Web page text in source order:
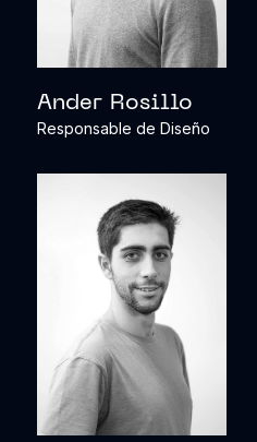
Ander Rosillo
Responsable de Diseño